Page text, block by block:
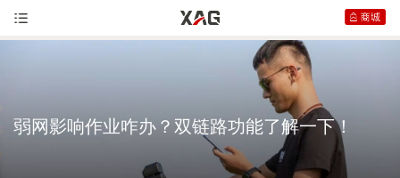
弱网影响作业咋办？双链路功能了解一下！